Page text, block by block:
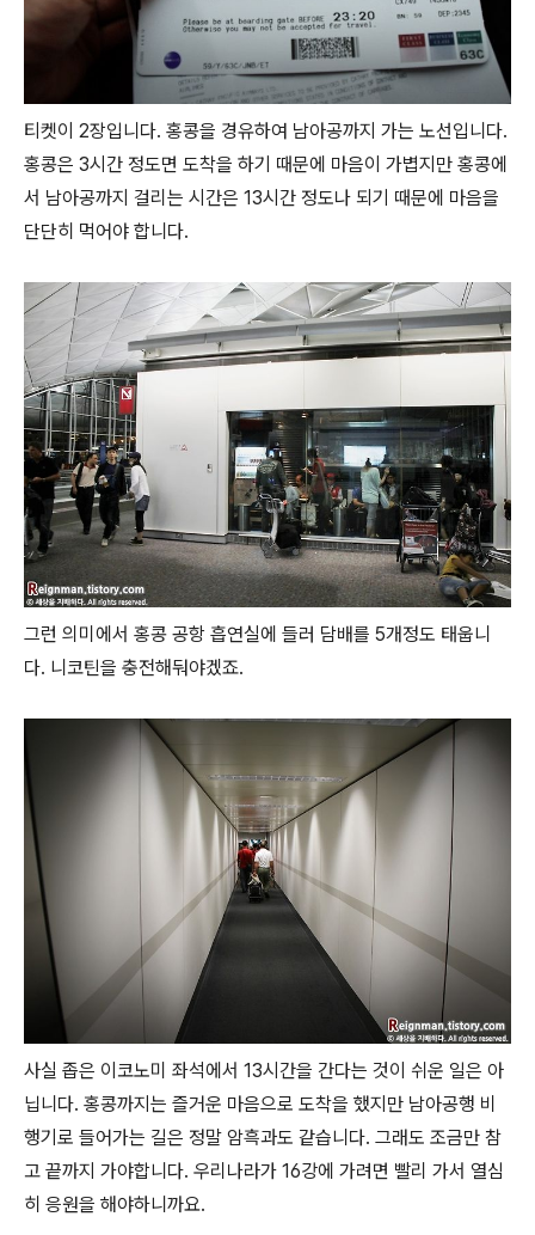
티켓이 2장입니다. 홍콩을 경유하여 남아공까지 가는 노선입니다.
홍콩은 3시간 정도면 도착을 하기 때문에 마음이 가볍지만 홍콩에
서 남아공까지 걸리는 시간은 13시간 정도나 되기 때문에 마음을
단단히 먹어야 합니다.
그런 의미에서 홍콩 공항 흡연실에 들러 담배를 5개정도 태웁니
다. 니코틴을 충전해둬야겠죠.
사실 좁은 이코노미 좌석에서 13시간을 간다는 것이 쉬운 일은 아
닙니다. 홍콩까지는 즐거운 마음으로 도착을 했지만 남아공행 비
행기로 들어가는 길은 정말 암흑과도 같습니다. 그래도 조금만 참
고 끝까지 가야합니다. 우리나라가 16강에 가려면 빨리 가서 열심
히 응원을 해야하니까요.